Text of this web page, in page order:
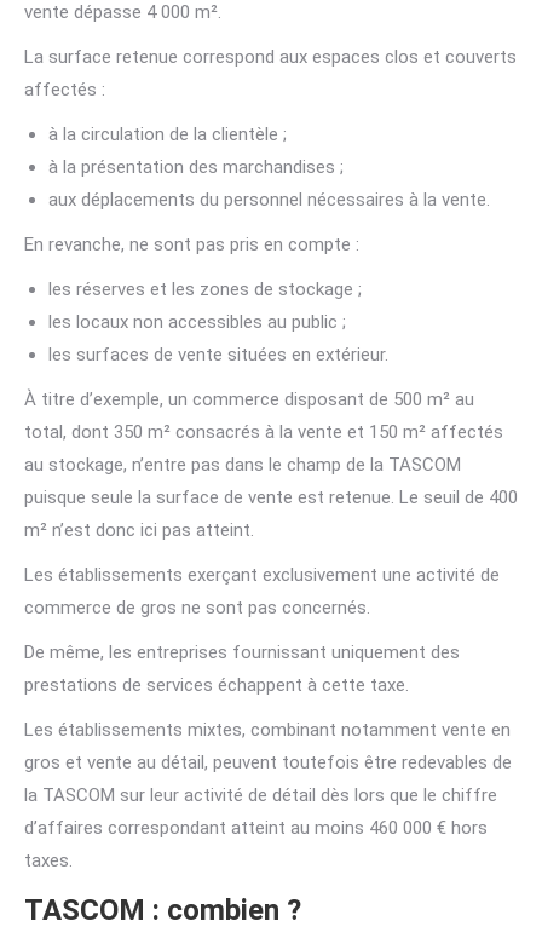
vente dépasse 4 000 m².
La surface retenue correspond aux espaces clos et couverts
affectés :
à la circulation de la clientèle ;
à la présentation des marchandises ;
aux déplacements du personnel nécessaires à la vente.
En revanche, ne sont pas pris en compte :
les réserves et les zones de stockage ;
les locaux non accessibles au public ;
les surfaces de vente situées en extérieur.
À titre d’exemple, un commerce disposant de 500 m² au
total, dont 350 m² consacrés à la vente et 150 m² affectés
au stockage, n’entre pas dans le champ de la TASCOM
puisque seule la surface de vente est retenue. Le seuil de 400
m² n’est donc ici pas atteint.
Les établissements exerçant exclusivement une activité de
commerce de gros ne sont pas concernés.
De même, les entreprises fournissant uniquement des
prestations de services échappent à cette taxe.
Les établissements mixtes, combinant notamment vente en
gros et vente au détail, peuvent toutefois être redevables de
la TASCOM sur leur activité de détail dès lors que le chiffre
d’affaires correspondant atteint au moins 460 000 € hors
taxes.
TASCOM : combien ?